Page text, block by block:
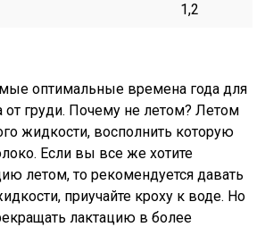
1,2
оптимальные времена года для
от груди. Почему не летом? Летом
жидкости, восполнить которую
Если вы все же хотите
летом, то рекомендуется давать
приучайте кроху к воде. Но
лактацию в более